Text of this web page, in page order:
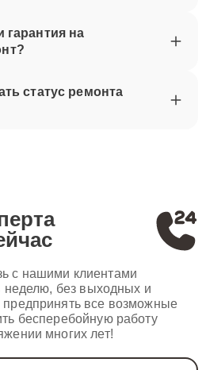
гарантия на
статус ремонта
с нашими клиентами
неделю, без выходных и
все возможные
бесперебойную работу
многих лет!